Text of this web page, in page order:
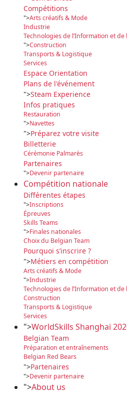
Compétitions
">Arts créatifs & Mode
Industrie
Technologies de l’Information et
">Construction
Transports & Logistique
Services
Espace Orientation
Plans de l'événement
">Steam Experience
Infos pratiques
Restauration
">Navettes
">Préparez votre visite
Billetterie
Cérémonie Palmarès
Partenaires
">Devenir partenaire
Compétition nationale
Différentes étapes
">Inscriptions
Épreuves
Skills Teams
">Finales nationales
Choix du Belgian Team
Pourquoi s’inscrire ?
">Métiers en compétition
Arts créatifs & Mode
">Industrie
Technologies de l’Information et
Construction
Transports & Logistique
Services
">WorldSkills Shanghai
Belgian Team
Préparation et entraînements
Belgian Red Bears
">Partenaires
">Devenir partenaire
">About us